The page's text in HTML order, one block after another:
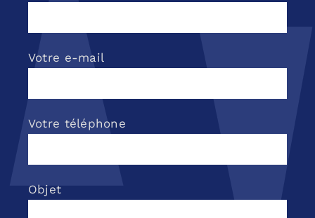
Votre e-mail
Votre téléphone
Objet